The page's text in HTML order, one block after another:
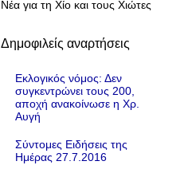
Νέα για τη Χίο και τους Χιώτες
Δημοφιλείς αναρτήσεις
Εκλογικός νόμος: Δεν
συγκεντρώνει τους 200,
αποχή ανακοίνωσε η Χρ.
Αυγή
Σύντομες Ειδήσεις της
Ημέρας 27.7.2016